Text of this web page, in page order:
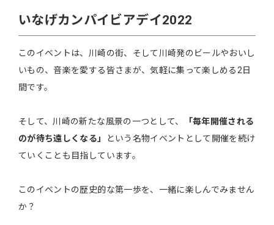
いなげカンパイビアデイ2022
このイベントは、川崎の街、そして川崎発のビールやおいし
いもの、音楽を愛する皆さまが、気軽に集って楽しめる2日
間です。
そして、川崎の新たな風景の一つとして、
「毎年開催される
のが待ち遠しくなる」
という名物イベントとして開催を続け
ていくことも目指しています。
このイベントの歴史的な第一歩を、一緒に楽しんでみません
か？